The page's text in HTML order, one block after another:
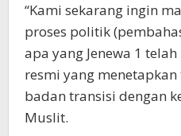
“Kami sekarang ingin
proses politik
apa yang Jenewa 1
resmi yang
badan transisi dengan
Muslit.